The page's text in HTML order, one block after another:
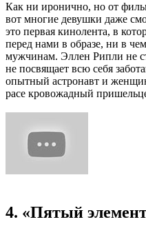
Как ни иронично, но от
вот многие девушки даже
это первая кинолента, в
перед нами в образе, ни в
мужчинам. Эллен Рипли не
не посвящает всю себя
опытный астронавт и
расе кровожадный
4. «Пятый